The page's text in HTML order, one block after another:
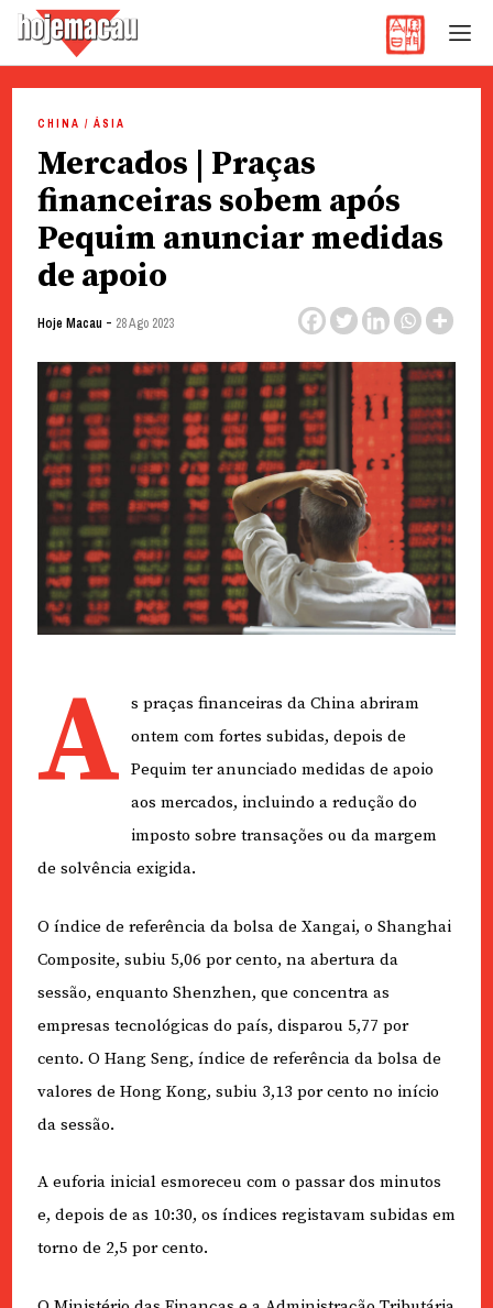
content
CHINA / ÁSIA
Mercados | Praças
financeiras sobem após
Pequim anunciar medidas
de apoio
Hoje Macau - 28 Ago 2023
A s praças financeiras da China abriram
ontem com fortes subidas, depois de
Pequim ter anunciado medidas de apoio
aos mercados, incluindo a redução do
imposto sobre transações ou da margem
de solvência exigida.
O índice de referência da bolsa de Xangai, o Shanghai
Composite, subiu 5,06 por cento, na abertura da
sessão, enquanto Shenzhen, que concentra as
empresas tecnológicas do país, disparou 5,77 por
cento. O Hang Seng, índice de referência da bolsa de
valores de Hong Kong, subiu 3,13 por cento no início
da sessão.
A euforia inicial esmoreceu com o passar dos minutos
e, depois de as 10:30, os índices registavam subidas em
torno de 2,5 por cento.